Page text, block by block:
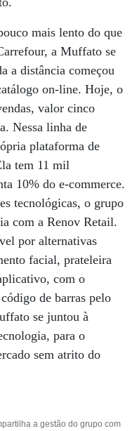
mais lento do que
a Muffato se
a distância começou
on-line. Hoje, o
valor cinco
Nessa linha de
plataforma de
tem 11 mil
10% do e-commerce.
tecnológicas, o grupo
com a Renov Retail.
por alternativas
facial, prateleira
com o
de barras pelo
se juntou à
para o
sem atrito do
a gestão do grupo com